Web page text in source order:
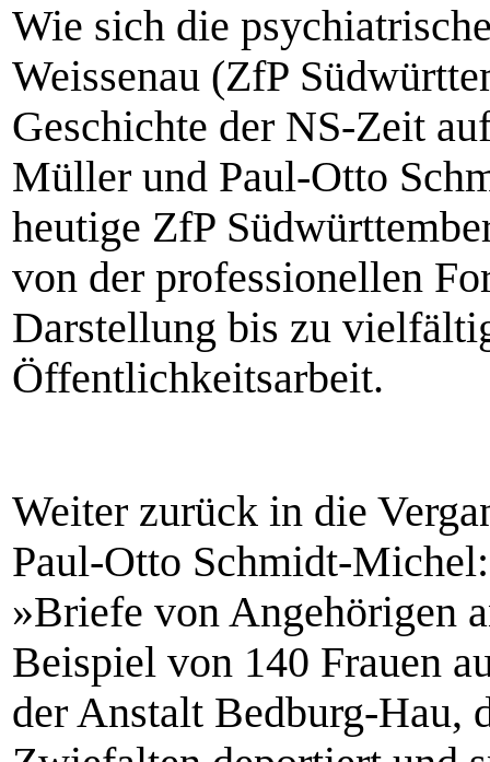
Wie sich die
Weissenau (ZfP
Geschichte der NS-Zeit
Müller und Paul-Otto
heutige ZfP
von der professionellen
Darstellung bis zu
Öffentlichkeitsarbeit.
Weiter zurück in die
Paul-Otto Schmidt-Michel:
»Briefe von Angehöri­gen
Beispiel von 140 Frauen
der Anstalt Bedburg-Hau,